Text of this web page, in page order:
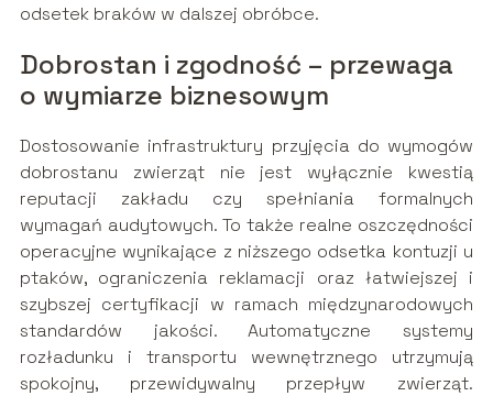
odsetek braków w dalszej obróbce.
Dobrostan i zgodność – przewaga
o wymiarze biznesowym
Dostosowanie infrastruktury przyjęcia do wymogów
dobrostanu zwierząt nie jest wyłącznie kwestią
reputacji zakładu czy spełniania formalnych
wymagań audytowych. To także realne oszczędności
operacyjne wynikające z niższego odsetka kontuzji u
ptaków, ograniczenia reklamacji oraz łatwiejszej i
szybszej certyfikacji w ramach międzynarodowych
standardów jakości. Automatyczne systemy
rozładunku i transportu wewnętrznego utrzymują
spokojny, przewidywalny przepływ zwierząt.